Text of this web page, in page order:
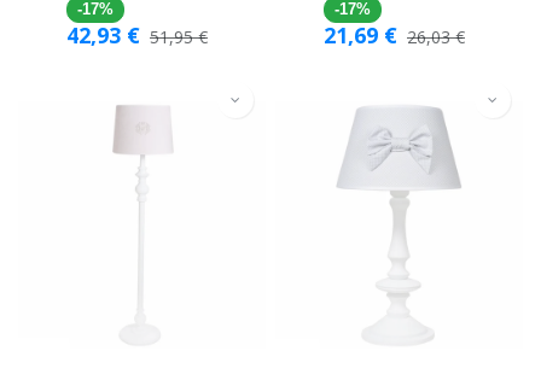
-17%
42,93 € 51,95€
-17%
21,69 € 26,03€